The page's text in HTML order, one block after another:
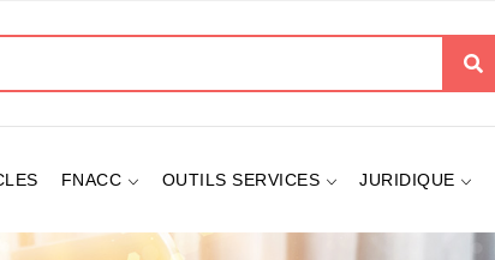
FNACC OUTILS SERVICES JURIDIQUE